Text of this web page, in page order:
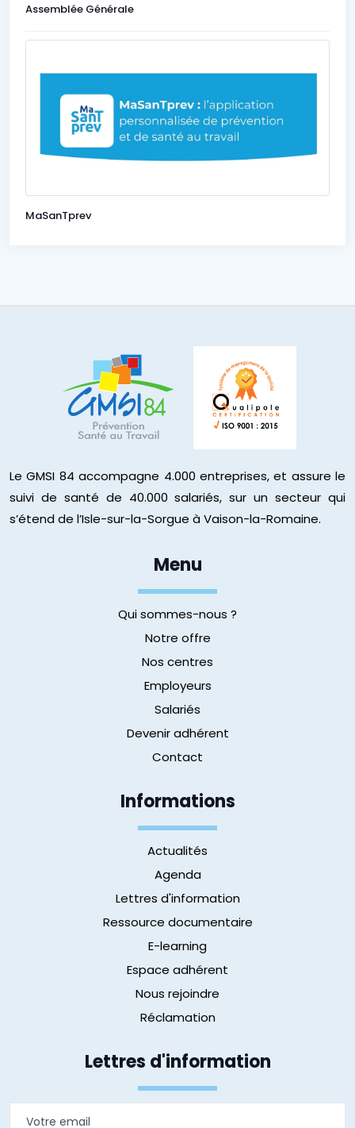
Assemblée Générale
MaSanTprev
Le GMSI 84 accompagne 4.000 entreprises, et assure le
suivi de santé de 40.000 salariés, sur un secteur qui
s’étend de l’Isle-sur-la-Sorgue à Vaison-la-Romaine.
Menu
Qui sommes-nous ?
Notre offre
Nos centres
Employeurs
Salariés
Devenir adhérent
Contact
Informations
Actualités
Agenda
Lettres d'information
Ressource documentaire
E-learning
Espace adhérent
Nous rejoindre
Réclamation
Lettres d'information